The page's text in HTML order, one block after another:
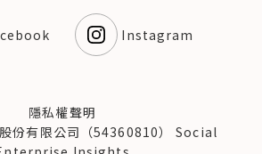
Instagram
隱私權聲明
份有限公司（54360810） Social